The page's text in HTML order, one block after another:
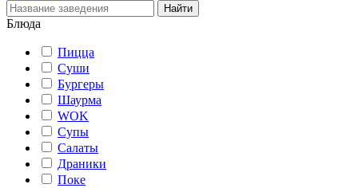
Блюда
Пицца
Суши
Бургеры
Шаурма
WOK
Супы
Салаты
Драники
Поке